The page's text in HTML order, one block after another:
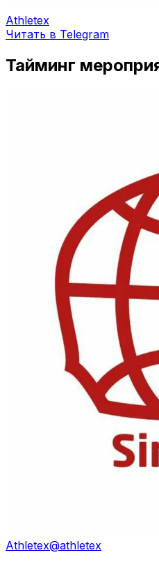
Athletex
Читать в Telegram
Тайминг
Athletex@athletex